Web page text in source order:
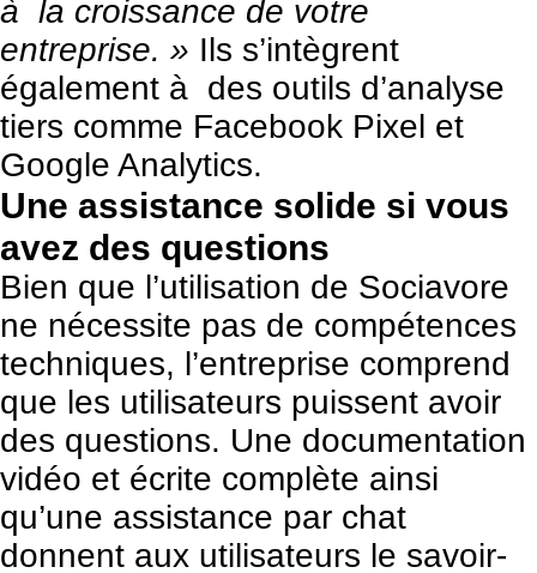
à la croissance de votre
entreprise. » Ils s’intègrent
également à des outils d’analyse
tiers comme Facebook Pixel et
Google Analytics.
Une assistance solide si vous
avez des questions
Bien que l’utilisation de Sociavore
ne nécessite pas de compétences
techniques, l’entreprise comprend
que les utilisateurs puissent avoir
des questions. Une documentation
vidéo et écrite complète ainsi
qu’une assistance par chat
donnent aux utilisateurs le savoir-